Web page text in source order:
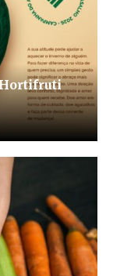
Hortifruti